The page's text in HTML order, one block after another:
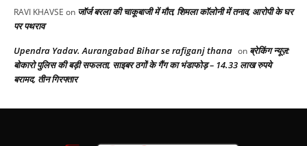
RAVI KHAVSE on जॉर्ज बरला की चाकूबाजी में मौत, शिमला कॉलोनी में तनाव, आरोपी के घर
पर पथराव
Upendra Yadav. Aurangabad Bihar se rafiganj thana on ब्रेकिंग न्यूज़:
बोकारो पुलिस की बड़ी सफलता, साइबर ठगों के गैंग का भंडाफोड़ – 14.33 लाख रुपये
बरामद, तीन गिरफ्तार